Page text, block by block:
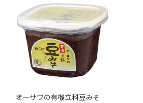
オーサワの有機立科豆みそ